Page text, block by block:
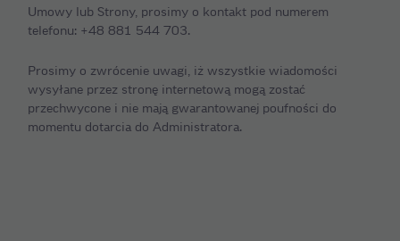
Umowy lub Strony, prosimy o kontakt pod numerem
telefonu: +48 881 544 703.
Prosimy o zwrócenie uwagi, iż wszystkie wiadomości
wysyłane przez stronę internetową mogą zostać
przechwycone i nie mają gwarantowanej poufności do
momentu dotarcia do Administratora.